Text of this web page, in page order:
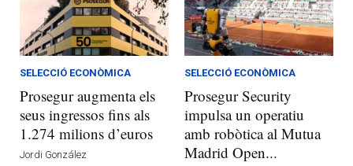
SELECCIÓ ECONÒMICA
Prosegur augmenta els
seus ingressos fins als
1.274 milions d’euros
Jordi González
SELECCIÓ ECONÒMICA
Prosegur Security
impulsa un operatiu
amb robòtica al Mutua
Madrid Open...